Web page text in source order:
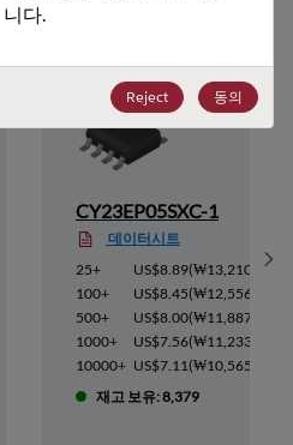
CY23EP05SXC-1
데이터시트
25+
US$8.89(₩13,210
100+
US$8.45(₩12,556
500+
US$8.00(₩11,887
1000+
US$7.56(₩11,233
10000+ US$7.11(₩10,565
재고 보유: 8,379
니다.
Reject 동의